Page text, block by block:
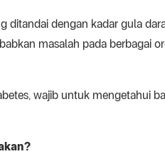
ditandai dengan kadar gula
masalah pada berbagai
wajib untuk mengetahui